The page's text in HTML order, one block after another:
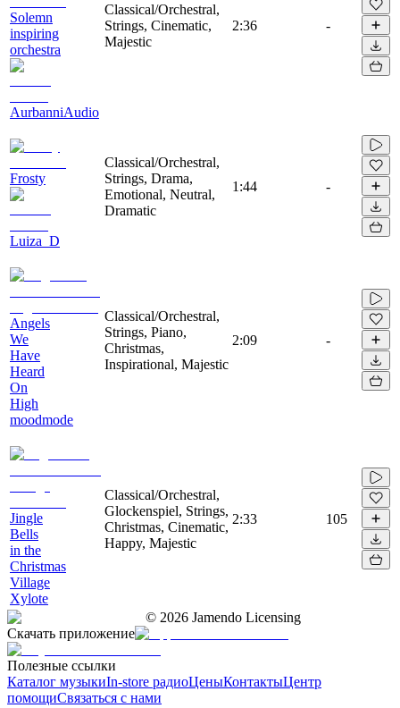
Solemn
inspiring
orchestra
AurbanniAudio
Classical/Orchestral,
Strings, Cinematic,
Majestic
2:36 -
Frosty
Luiza_D
Classical/Orchestral,
Strings, Drama,
Emotional, Neutral,
Dramatic
1:44 -
Angels
We
Have
Heard
On
High
moodmode
Classical/Orchestral,
Strings, Piano,
Christmas,
Inspirational, Majestic
2:09 -
Jingle
Bells
in the
Christmas
Village
Xylote
Classical/Orchestral,
Glockenspiel, Strings,
Christmas, Cinematic,
Happy, Majestic
2:33 105
© 2026 Jamendo Licensing
Скачать приложение
Полезные ссылки
Каталог музыкиIn-store радиоЦеныКонтактыЦентр
помощиСвязаться с нами